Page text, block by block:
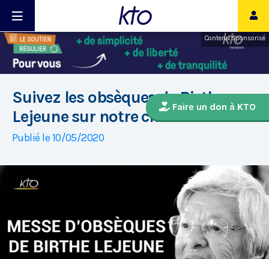
Contenu sponsorisé
Faire un don à KTO
Suivez les obsèques de Birthe
Lejeune sur notre chaîne Youtube
Publié le 10/05/2020